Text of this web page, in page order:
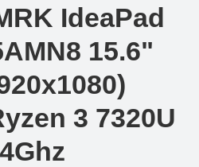
IdeaPad
15.6"
3 7320U